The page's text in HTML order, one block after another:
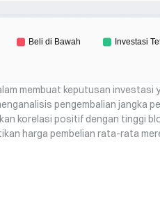
membuat keputusan investasi
pengembalian jangka
korelasi positif dengan tinggi
harga pembelian rata-rata